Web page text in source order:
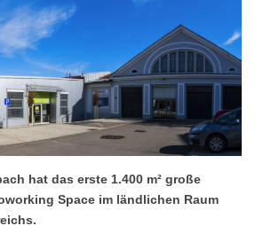
hat das erste 1.400 m² große
Space im ländlichen Raum